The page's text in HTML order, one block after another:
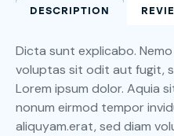
DESCRIPTION
Dicta sunt explicabo.
voluptas sit odit aut fugit,
Lorem ipsum dolor. Aquia
nonum eirmod tempor
aliquyam.erat, sed diam